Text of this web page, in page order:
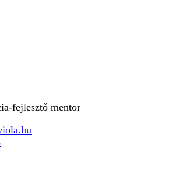
fejlesztő mentor